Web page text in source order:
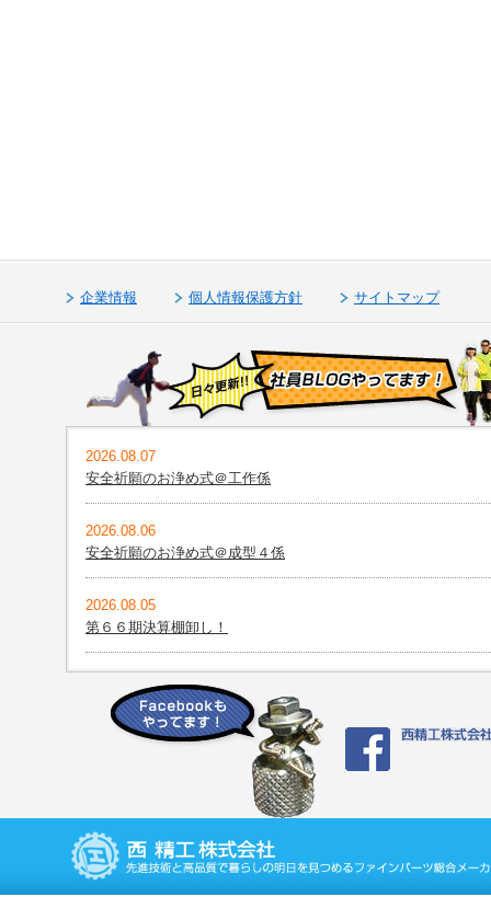
企業情報 個人情報保護方針 サイトマップ
2026.08.07
安全祈願のお浄め式＠工作係
2026.08.06
安全祈願のお浄め式＠成型４係
2026.08.05
第６６期決算棚卸し！